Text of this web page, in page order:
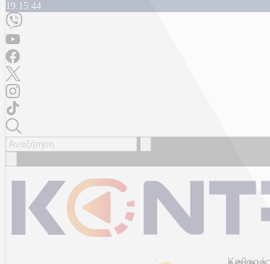
19:15:46
Καθαρός